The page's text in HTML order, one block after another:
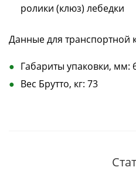
ролики (клюз) лебедки
Данные для транспортной
Габариты упаковки, мм:
Вес Брутто, кг: 73